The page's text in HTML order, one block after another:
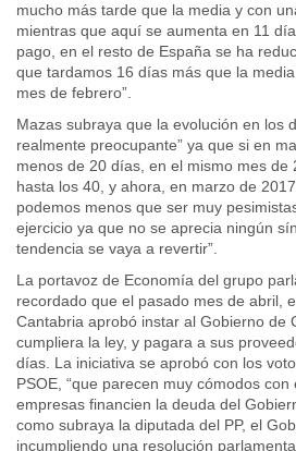
mucho más tarde que la media y con
mientras que aquí se aumenta en 11
pago, en el resto de España se ha
que tardamos 16 días más que la
mes de febrero”.
Mazas subraya que la evolución en los
realmente preocupante” ya que si en
menos de 20 días, en el mismo mes de
hasta los 40, y ahora, en marzo de
podemos menos que ser muy
ejercicio ya que no se aprecia ningún
tendencia se vaya a revertir”.
La portavoz de Economía del grupo
recordado que el pasado mes de abril,
Cantabria aprobó instar al Gobierno de
cumpliera la ley, y pagara a sus
días. La iniciativa se aprobó con los
PSOE, “que parecen muy cómodos
empresas financien la deuda del
como subraya la diputada del PP, el
incumpliendo una resolución